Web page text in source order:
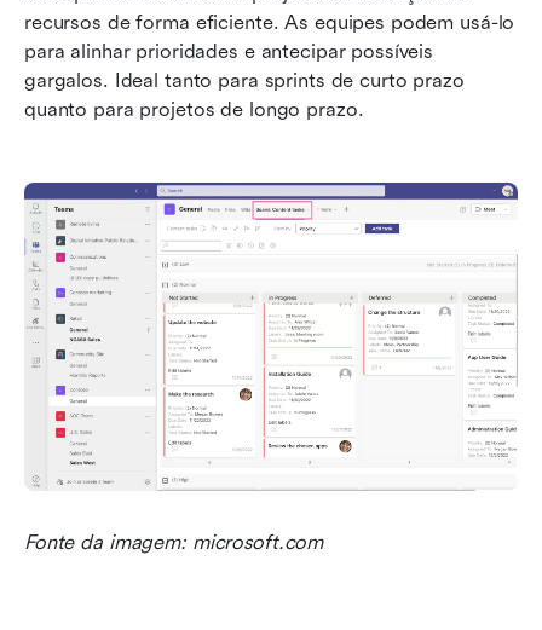
recursos de forma eficiente. As equipes podem usá-lo
para alinhar prioridades e antecipar possíveis
gargalos. Ideal tanto para sprints de curto prazo
quanto para projetos de longo prazo.
Fonte da imagem: microsoft.com